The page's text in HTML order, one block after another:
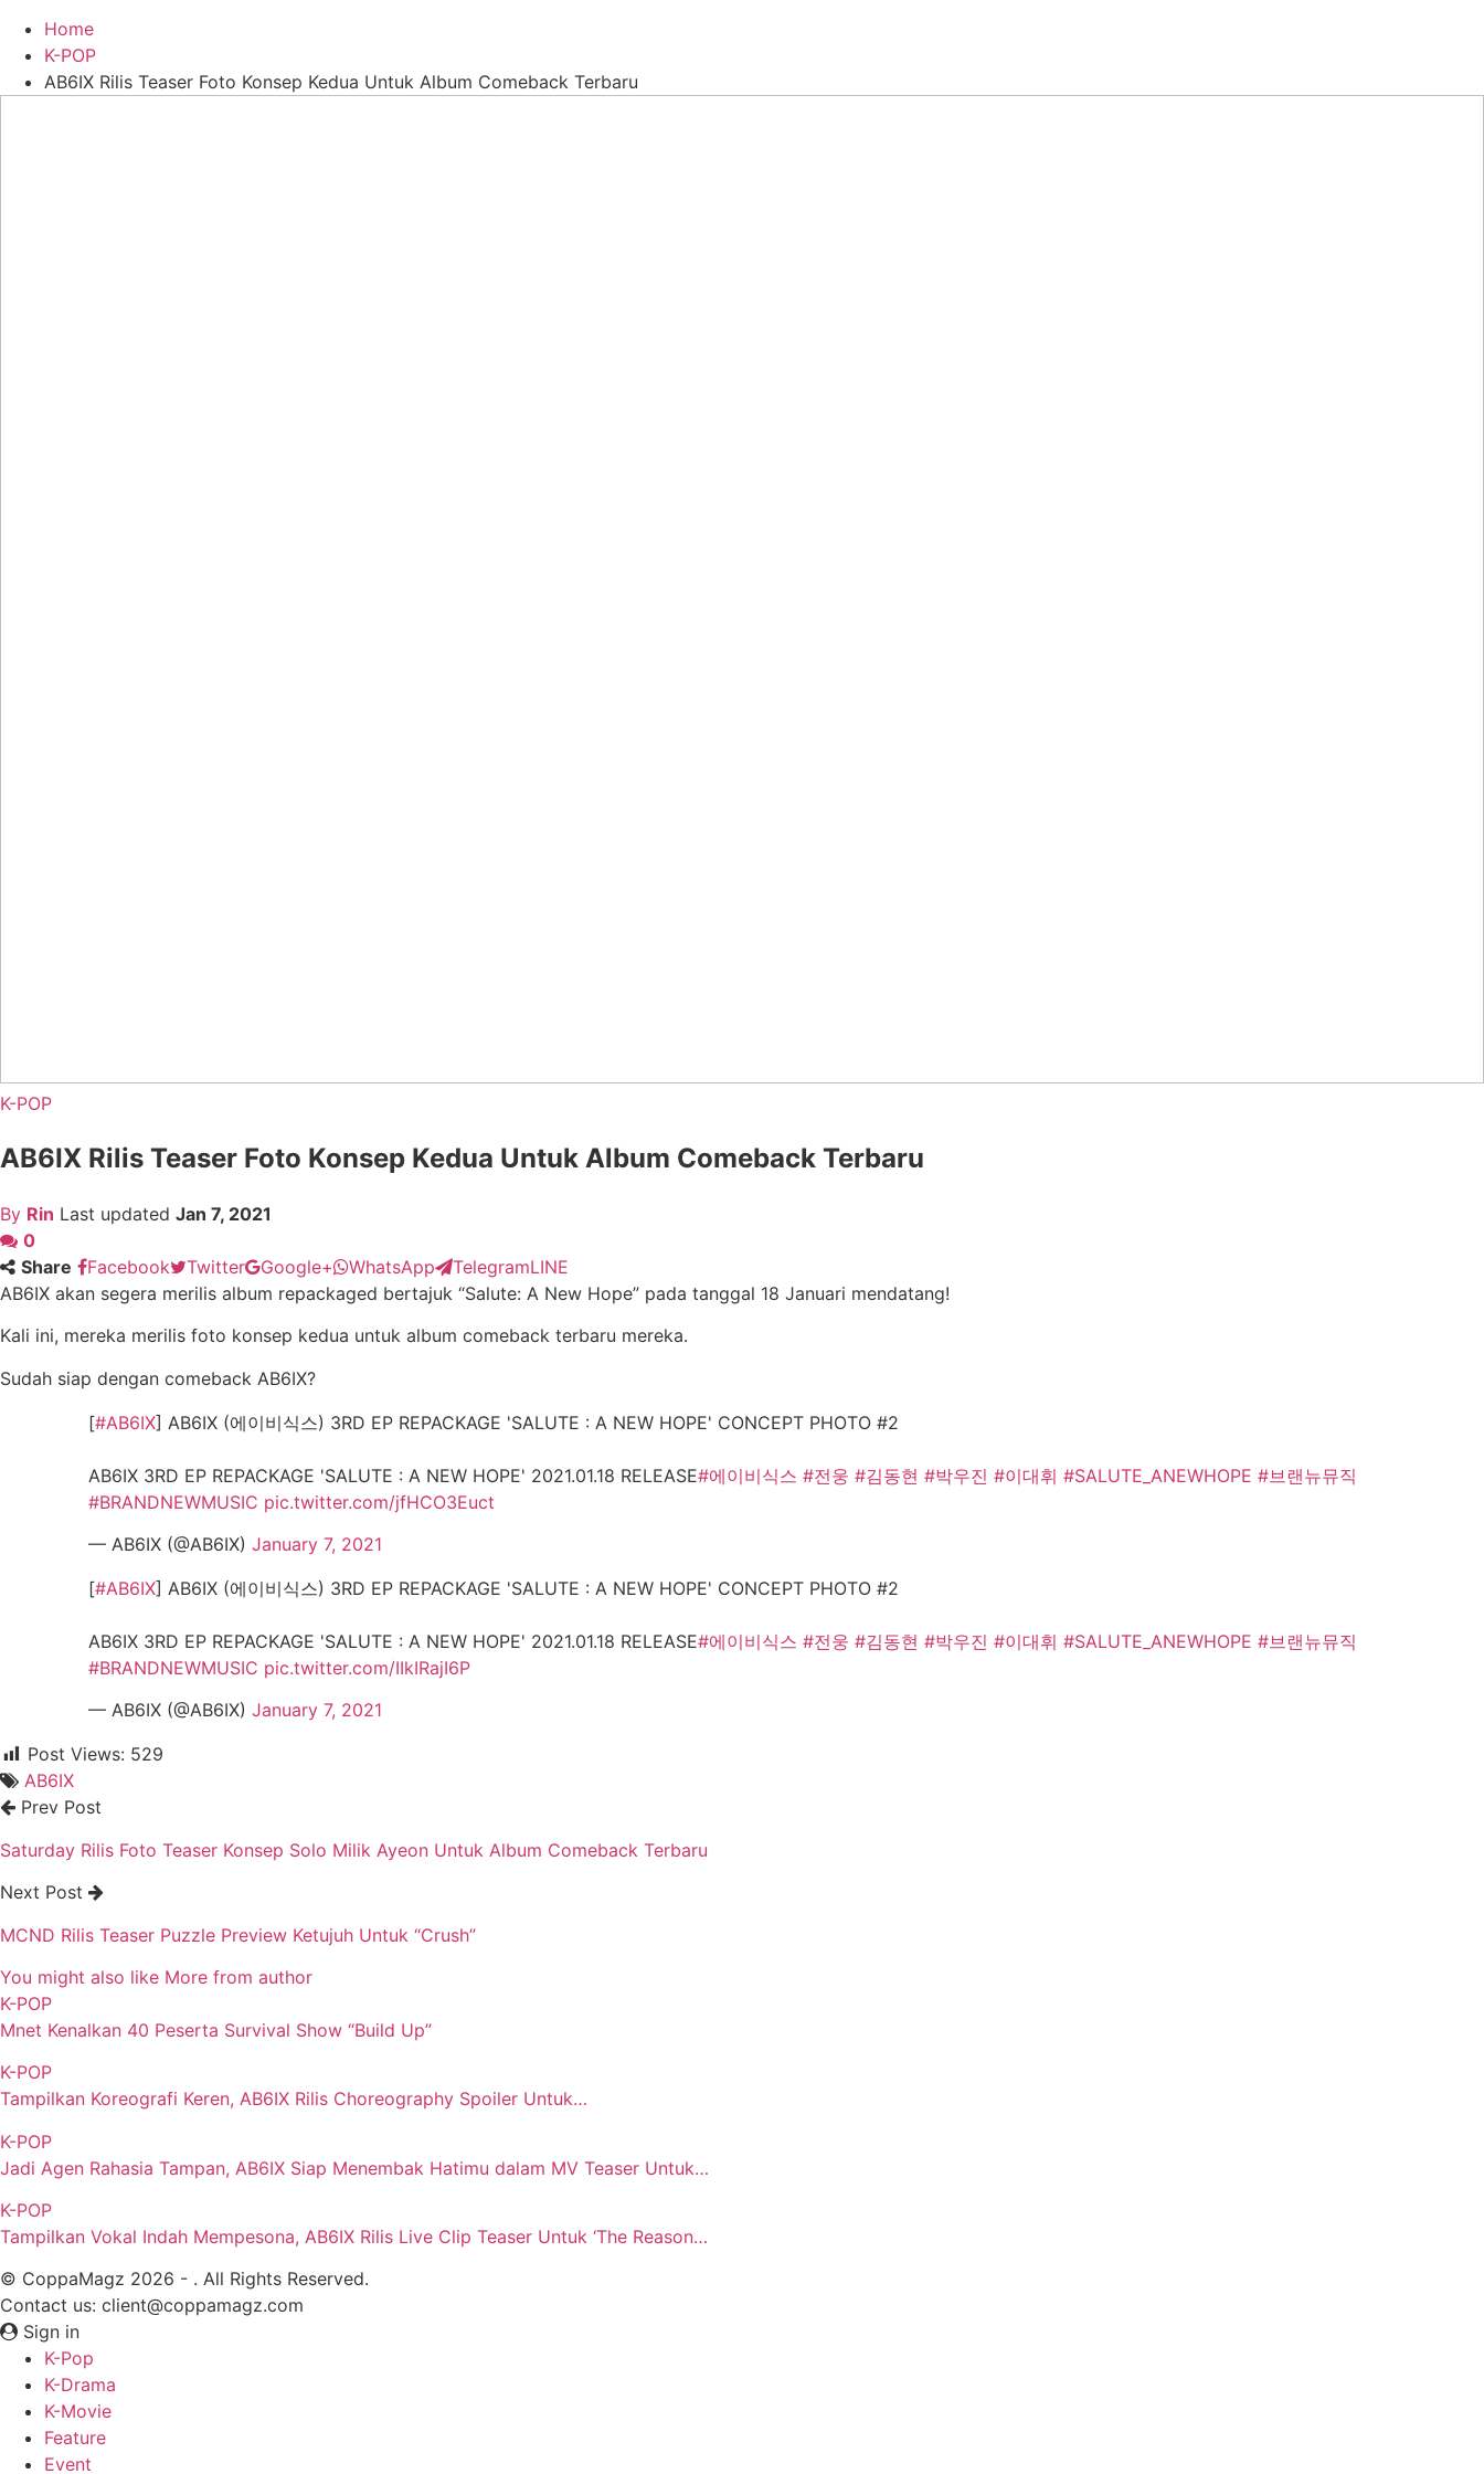
Home
K-POP
AB6IX Rilis Teaser Foto Konsep Kedua Untuk Album Comeback Terbaru
K-POP
AB6IX Rilis Teaser Foto Konsep Kedua Untuk Album Comeback Terbaru
By Rin Last updated Jan 7, 2021
0
Share
Facebook Twitter Google+ WhatsApp TelegramLINE
AB6IX akan segera merilis album repackaged bertajuk “Salute: A New Hope” pada tanggal 18 Januari mendatang!
Kali ini, mereka merilis foto konsep kedua untuk album comeback terbaru mereka.
Sudah siap dengan comeback AB6IX?
[#AB6IX] AB6IX (에이비식스) 3RD EP REPACKAGE 'SALUTE : A NEW HOPE' CONCEPT PHOTO #2
AB6IX 3RD EP REPACKAGE 'SALUTE : A NEW HOPE' 2021.01.18 RELEASE#에이비식스 #전웅 #김동현 #박우진 #이대휘 #SALUTE_ANEWHOPE #브랜뉴뮤직
#BRANDNEWMUSIC pic.twitter.com/jfHCO3Euct
— AB6IX (@AB6IX) January 7, 2021
[#AB6IX] AB6IX (에이비식스) 3RD EP REPACKAGE 'SALUTE : A NEW HOPE' CONCEPT PHOTO #2
AB6IX 3RD EP REPACKAGE 'SALUTE : A NEW HOPE' 2021.01.18 RELEASE#에이비식스 #전웅 #김동현 #박우진 #이대휘 #SALUTE_ANEWHOPE #브랜뉴뮤직
#BRANDNEWMUSIC pic.twitter.com/IIkIRajI6P
— AB6IX (@AB6IX) January 7, 2021
Post Views: 529
AB6IX
Prev Post
Saturday Rilis Foto Teaser Konsep Solo Milik Ayeon Untuk Album Comeback Terbaru
Next Post
MCND Rilis Teaser Puzzle Preview Ketujuh Untuk “Crush”
You might also like More from author
K-POP
Mnet Kenalkan 40 Peserta Survival Show “Build Up”
K-POP
Tampilkan Koreografi Keren, AB6IX Rilis Choreography Spoiler Untuk…
K-POP
Jadi Agen Rahasia Tampan, AB6IX Siap Menembak Hatimu dalam MV Teaser Untuk…
K-POP
Tampilkan Vokal Indah Mempesona, AB6IX Rilis Live Clip Teaser Untuk ‘The Reason…
© CoppaMagz 2026 - . All Rights Reserved.
Contact us: client@coppamagz.com
Sign in
K-Pop
K-Drama
K-Movie
Feature
Event